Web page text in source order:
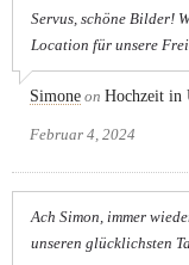
Servus, schöne Bilder!
Location für unsere
Simone on Hochzeit in
Februar 4, 2024
Ach Simon, immer
unseren glücklichsten